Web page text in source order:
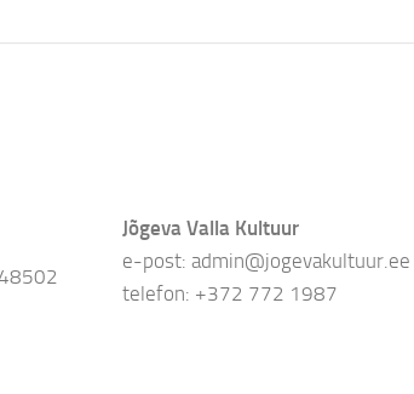
Jõgeva Valla Kultuur
e-post: admin@jogevakultuur.ee
telefon: +372 772 1987